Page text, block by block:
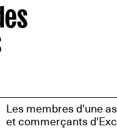
Les membres d'une
et commerçants